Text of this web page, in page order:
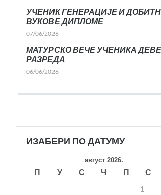
УЧЕНИК ГЕНЕРАЦИЈЕ И
ВУКОВЕ ДИПЛОМЕ
07/06/2026
МАТУРСКО ВЕЧЕ УЧЕНИКА
РАЗРЕДА
06/06/2026
ИЗАБЕРИ ПО ДАТУМУ
август 2026.
П У С Ч П С
1